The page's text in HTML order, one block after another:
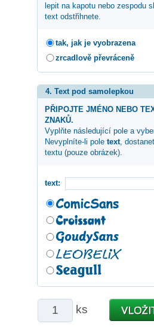
lepit na kapotu nebo zespodu
text odstřihnete.
tak, jak je vyobrazena
zrcadlově převráceně
4. Text pod samolepkou
PŘIPOJTE JMÉNO NEBO
ZNAKŮ.
Vyplňte následující pole a
Nevyplníte-li pole text,
textu (pouze obrázek).
text:
ks